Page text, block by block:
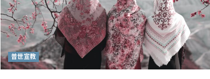
普世宣教